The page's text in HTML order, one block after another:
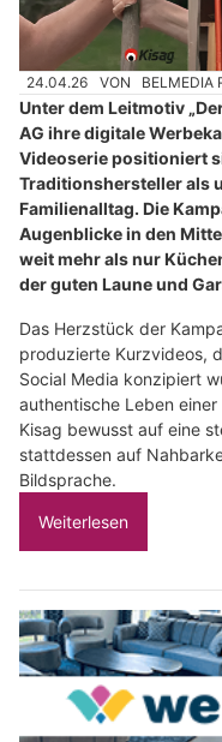
24.04.26 VON BELMEDIA
Unter dem Leitmotiv
AG ihre digitale
Videoserie positioniert
Traditionshersteller als
Familienalltag. Die
Augenblicke in den
weit mehr als nur
der guten Laune und
Das Herzstück der
produzierte Kurzvideos,
Social Media konzipiert
authentische Leben
Kisag bewusst auf eine
stattdessen auf
Bildsprache.
Weiterlesen